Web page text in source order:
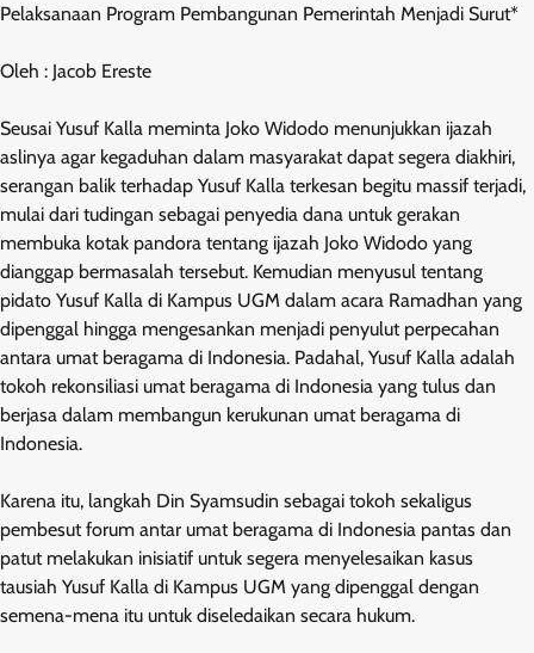
Pelaksanaan Program Pembangunan Pemerintah Menjadi Surut*
Oleh : Jacob Ereste
Seusai Yusuf Kalla meminta Joko Widodo menunjukkan ijazah
aslinya agar kegaduhan dalam masyarakat dapat segera diakhiri,
serangan balik terhadap Yusuf Kalla terkesan begitu massif terjadi,
mulai dari tudingan sebagai penyedia dana untuk gerakan
membuka kotak pandora tentang ijazah Joko Widodo yang
dianggap bermasalah tersebut. Kemudian menyusul tentang
pidato Yusuf Kalla di Kampus UGM dalam acara Ramadhan yang
dipenggal hingga mengesankan menjadi penyulut perpecahan
antara umat beragama di Indonesia. Padahal, Yusuf Kalla adalah
tokoh rekonsiliasi umat beragama di Indonesia yang tulus dan
berjasa dalam membangun kerukunan umat beragama di
Indonesia.
Karena itu, langkah Din Syamsudin sebagai tokoh sekaligus
pembesut forum antar umat beragama di Indonesia pantas dan
patut melakukan inisiatif untuk segera menyelesaikan kasus
tausiah Yusuf Kalla di Kampus UGM yang dipenggal dengan
semena-mena itu untuk diseledaikan secara hukum.